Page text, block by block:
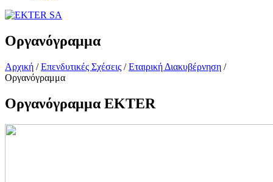
Οργανόγραμμα
Αρχική /Επενδυτικές Σχέσεις /Εταιρική Διακυβέρνηση /
Οργανόγραμμα
Οργανόγραμμα EKTER